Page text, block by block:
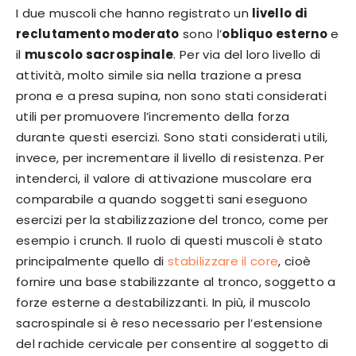
I due muscoli che hanno registrato un livello di
reclutamento moderato sono l’obliquo esternoe
il muscolo sacrospinale. Per via del loro livello di
attività, molto simile sia nella trazione a presa
prona e a presa supina, non sono stati considerati
utili per promuovere l’incremento della forza
durante questi esercizi. Sono stati considerati utili,
invece, per incrementare il livello di resistenza. Per
intenderci, il valore di attivazione muscolare era
comparabile a quando soggetti sani eseguono
esercizi per la stabilizzazione del tronco, come per
esempio i crunch. Il ruolo di questi muscoli è stato
principalmente quello distabilizzare il core, cioè
fornire una base stabilizzante al tronco, soggetto a
forze esterne a destabilizzanti. In più, il muscolo
sacrospinale si è reso necessario per l’estensione
del rachide cervicale per consentire al soggetto di